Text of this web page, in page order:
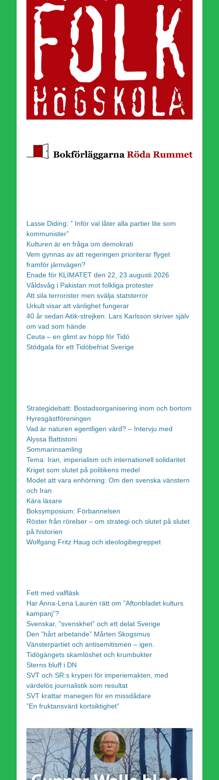
Lasse Diding: ” Inför val låter alla partier lite som
kommunister”
Kulturen är en fråga om demokrati
Vem gynnas av att regeringen prioriterar flyget
framför järnvägen?
Enade för KLIMATET den 22, 23 augusti 2026
Våldsvåg i Pakistan mot folkliga protester
Att sila terrorister men svälja statsterror
Urkult visar att vänlighet fungerar
40 år sedan Aitik-strejken: Lars Karlsson skriver själv
om vad som hände
Ceuta – en glimt av hopp för Tidö
Stödgala för ett Tidöbefriat Sverige
Strategidebatt: Bostadsorganisering inom och bortom
Hyresgästföreningen
Vad är naturen egentligen värd? – Intervju med
Alyssa Battistoni
Sommarinsamling
Tema: Iran, imperialism och internationell solidaritet
Kriget som slutet på politikens medel
Modet att vara enhörning: Om den svenska vänstern
och Iran
Kära läsare
Boksymposium: Förbannelsen
Röster från rörelser – om strategi och slutet på slutet
på historien
Wolfgang Fritz Haug och ideologibegreppet
Fett med valfläsk
Har Anna-Lena Laurén rätt om ”Aftonbladet kulturs
kampanj”?
Svenskar, ”svenskhet” och ett delat Sverige
Den ”hårt arbetande” Mårten Skogsmus
Vänsterpartiet och antisemitismen – igen.
Tidögängets skamlöshet och krumbukter
Sterns bluff i DN
SVT och SR:s kryperi för imperiemakten, med
värdelös journalistik som resultat
SVT krattar manegen för en missdådare
”En fruktansvärd kortsiktighet”